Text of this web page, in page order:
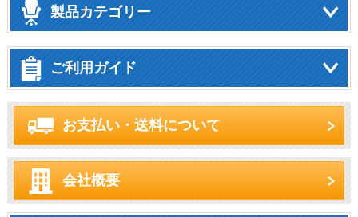
製品カテゴリー
ご利用ガイド
お支払い・送料について
会社概要